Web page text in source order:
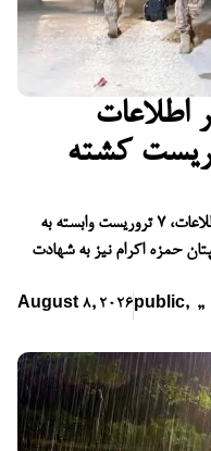
اطلاعات
امنیتی، ۷ تروریست کشته
در هنگو، در جریان یک عملیات مبتنی بر اطلاعات، ۷ تروریست وابسته به
حمزه اکرام نیز به شهادت
August 8, 2026 public, ,,